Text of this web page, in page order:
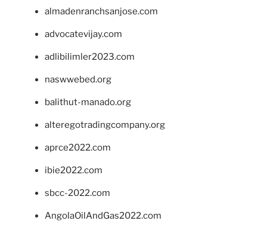
almadenranchsanjose.com
advocatevijay.com
adlibilimler2023.com
naswwebed.org
balithut-manado.org
alteregotradingcompany.org
aprce2022.com
ibie2022.com
sbcc-2022.com
AngolaOilAndGas2022.com